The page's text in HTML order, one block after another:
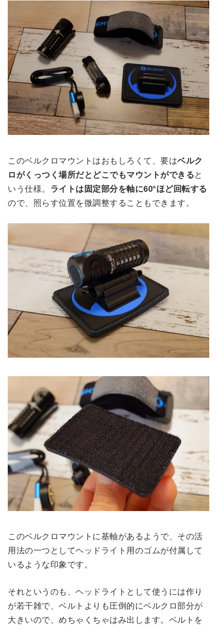
このベルクロマウントはおもしろくて、要はベルク
ロがくっつく場所だとどこでもマウントができる と
いう仕様。 ライトは固定部分を軸に60°ほど回転する
ので、照らす位置を微調整することもできます。
このベルクロマウントに基軸があるようで、その活
用法の一つとしてヘッドライト用のゴムが付属して
いるような印象です。
それというのも、ヘッドライトとして使うには作り
が若干雑で、ベルトよりも圧倒的にベルクロ部分が
大きいので、めちゃくちゃはみ出します。ベルトを